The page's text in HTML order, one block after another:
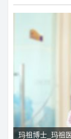
玛祖博士_玛祖